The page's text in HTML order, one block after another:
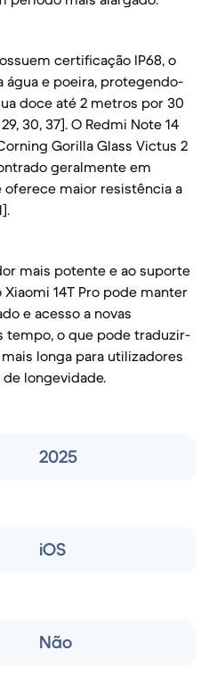
certificação IP68, o
água e poeira, protegendo-
doce até 2 metros por 30
29, 30, 37]. O Redmi Note 14
Gorilla Glass Victus 2
geralmente em
oferece maior resistência a
mais potente e ao suporte
14T Pro pode manter
e acesso a novas
tempo, o que pode traduzir-
longa para utilizadores
longevidade.
2025
iOS
Não